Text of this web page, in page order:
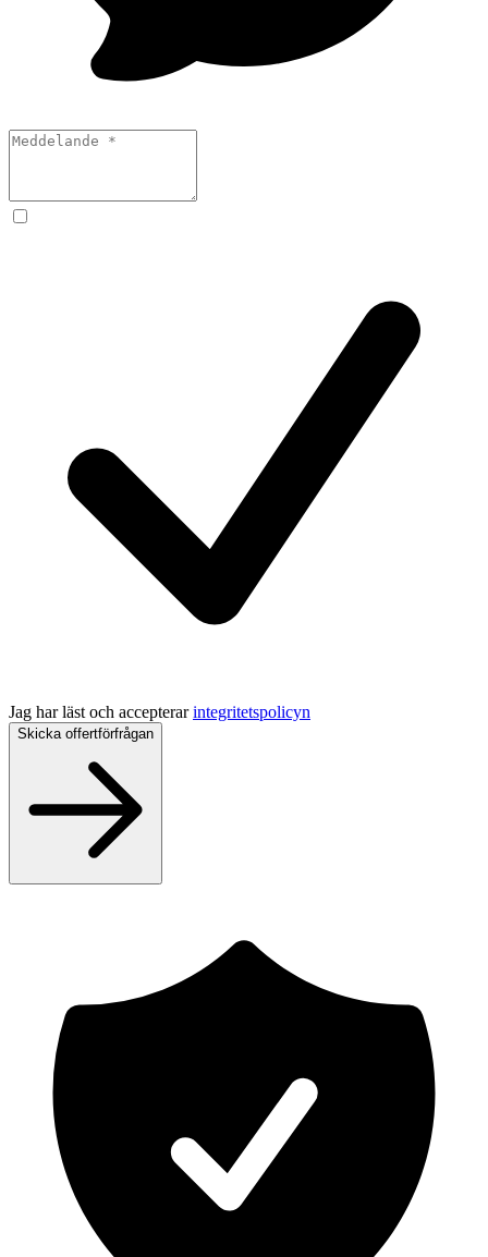
Jag har läst och accepterar integritetspolicyn
Skicka offertförfrågan